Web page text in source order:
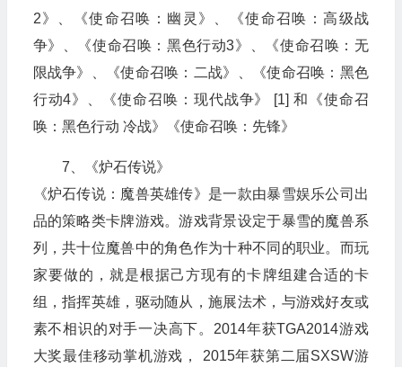
2》、《使命召唤：幽灵》、《使命召唤：高级战
争》、《使命召唤：黑色行动3》、《使命召唤：无
限战争》、《使命召唤：二战》、《使命召唤：黑色
行动4》、《使命召唤：现代战争》 [1] 和《使命召
唤：黑色行动 冷战》《使命召唤：先锋》
7、《炉石传说》
《炉石传说：魔兽英雄传》是一款由暴雪娱乐公司出
品的策略类卡牌游戏。游戏背景设定于暴雪的魔兽系
列，共十位魔兽中的角色作为十种不同的职业。而玩
家要做的，就是根据己方现有的卡牌组建合适的卡
组，指挥英雄，驱动随从，施展法术，与游戏好友或
素不相识的对手一决高下。2014年获TGA2014游戏
大奖最佳移动掌机游戏， 2015年获第二届SXSW游